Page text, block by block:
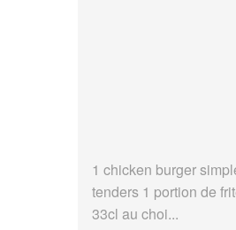
1 chicken burger
tenders 1 portion de
33cl au choi...